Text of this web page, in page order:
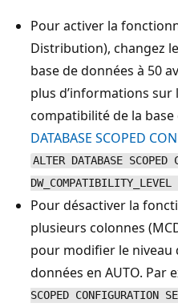
Pour activer la
Distribution), changez
base de données à 50
plus d’informations
compatibilité de la
DATABASE SCOPED
ALTER DATABASE SCOPED
Pour désactiver la
plusieurs colonnes
pour modifier le niveau
données en AUTO. Par
SCOPED CONFIGURATION